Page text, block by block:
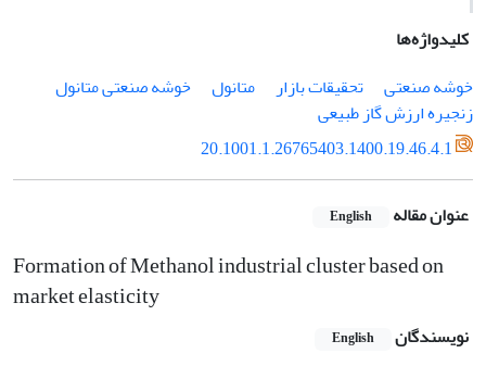
کلیدواژه‌ها
خوشه صنعتی
تحقیقات بازار متانول
خوشه صنعتی متانول
زنجیره ارزش گاز طبیعی
20.1001.1.26765403.1400.19.46.4.1
عنوان مقاله English
Formation of Methanol industrial cluster based on
market elasticity
نویسندگان English